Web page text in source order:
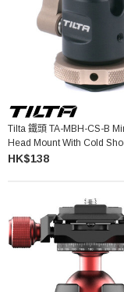
Tilta 鐵頭 TA-MBH-CS-B
Head Mount With Cold
萬向球型支架
HK$138